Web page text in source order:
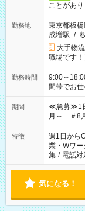
ことがあ
勤務地
東京都板橋
成増駅 /
大手物
職場です！
勤務時間
9:00～18:00な
間帯でお
17:00～
期間
≪急募≫1
月～ ＃8
特徴 週1日から
業・Wワー
集 / 電話対
気になる！